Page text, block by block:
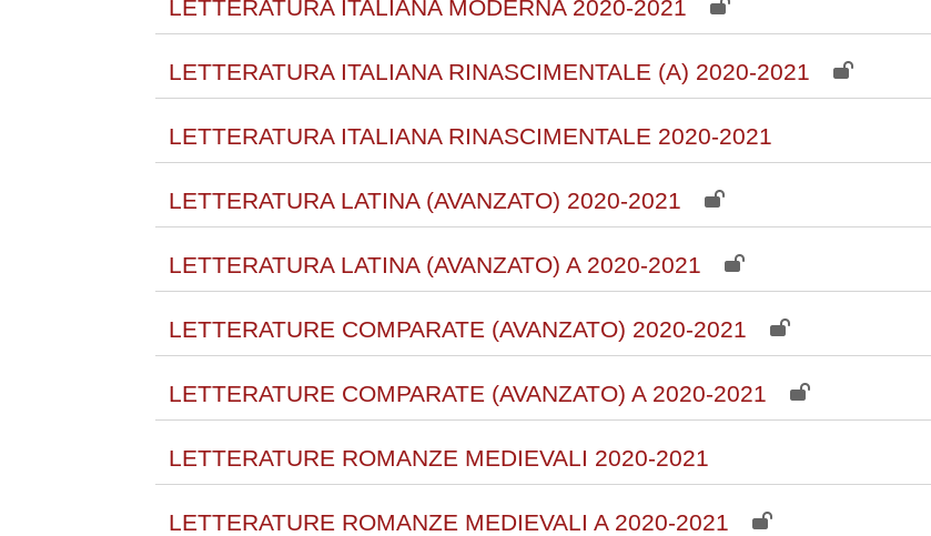
LETTERATURA ITALIANA MODERNA 2020-2021
LETTERATURA ITALIANA RINASCIMENTALE (A) 2020-2021
LETTERATURA ITALIANA RINASCIMENTALE 2020-2021
LETTERATURA LATINA (AVANZATO) 2020-2021
LETTERATURA LATINA (AVANZATO) A 2020-2021
LETTERATURE COMPARATE (AVANZATO) 2020-2021
LETTERATURE COMPARATE (AVANZATO) A 2020-2021
LETTERATURE ROMANZE MEDIEVALI 2020-2021
LETTERATURE ROMANZE MEDIEVALI A 2020-2021